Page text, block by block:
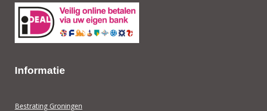
Informatie
Bestrating Groningen